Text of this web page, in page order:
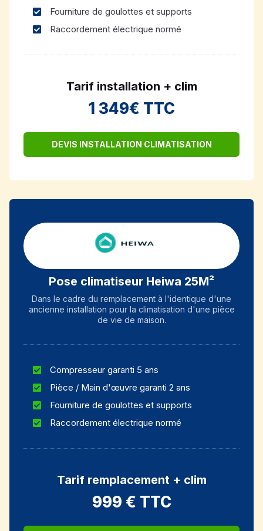
Fourniture de goulottes et supports
Raccordement électrique normé
Tarif installation + clim
1 349€ TTC
DEVIS INSTALLATION CLIMATISATION
Pose climatiseur Heiwa 25M²
Dans le cadre du remplacement à l'identique d'une
ancienne installation pour la climatisation d'une pièce
de vie de maison.
Compresseur garanti 5 ans
Pièce / Main d'œuvre garanti 2 ans
Fourniture de goulottes et supports
Raccordement électrique normé
Tarif remplacement + clim
999 € TTC